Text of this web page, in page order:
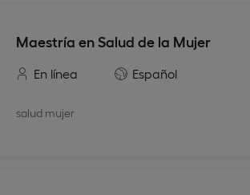
Maestría en Salud de la Mujer
En línea Español
salud mujer